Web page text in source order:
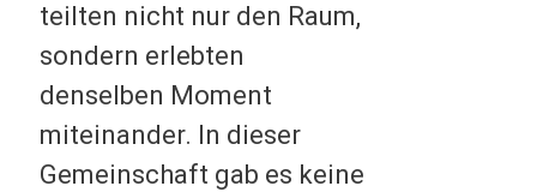
teilten nicht nur den Raum,
sondern erlebten
denselben Moment
miteinander. In dieser
Gemeinschaft gab es keine